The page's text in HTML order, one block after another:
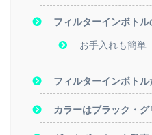
フィルターインボトル
お手入れも簡単
フィルターインボト
カラーはブラック・